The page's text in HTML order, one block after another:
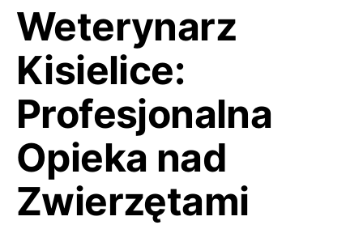
Weterynarz
Kisielice:
Profesjonalna
Opieka nad
Zwierzętami